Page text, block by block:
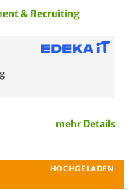
& Recruiting
mehr Details